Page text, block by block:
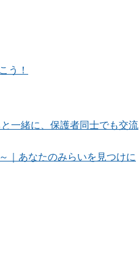
う！
一緒に、保護者同士でも交流
｜あなたのみらいを見つけに